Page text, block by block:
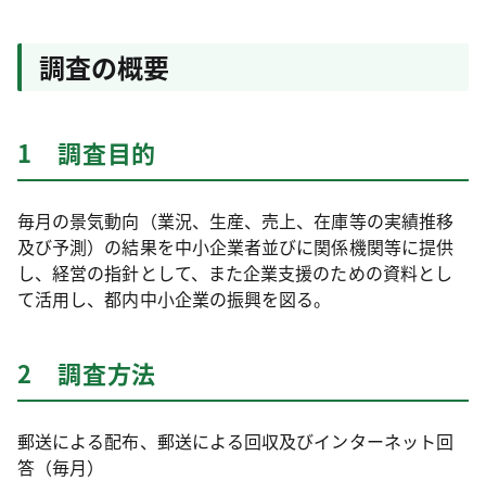
調査の概要
1 調査目的
毎月の景気動向（業況、生産、売上、在庫等の実績推移
及び予測）の結果を中小企業者並びに関係機関等に提供
し、経営の指針として、また企業支援のための資料とし
て活用し、都内中小企業の振興を図る。
2 調査方法
郵送による配布、郵送による回収及びインターネット回
答（毎月）